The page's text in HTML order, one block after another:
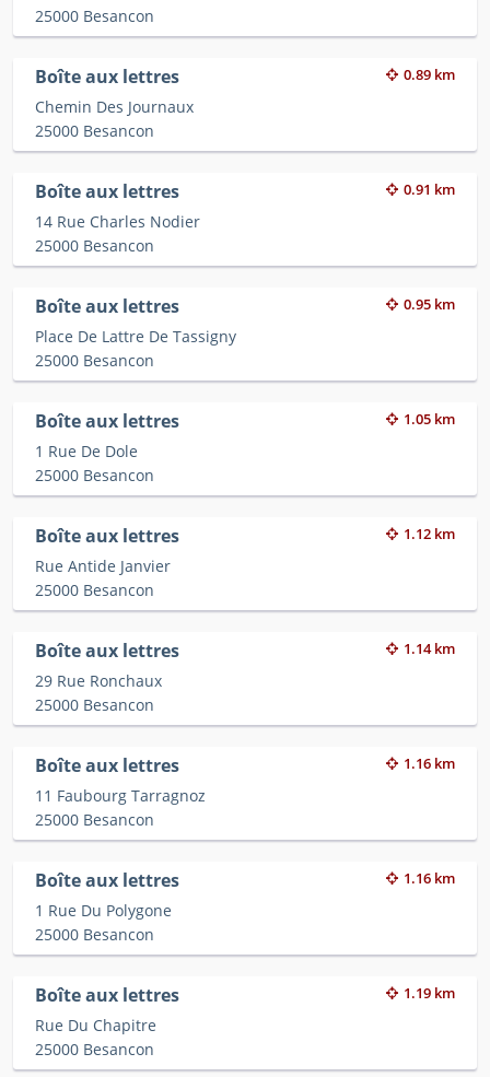
25000 Besancon
Boîte aux lettres 0.89 km
Chemin Des Journaux
25000 Besancon
Boîte aux lettres 0.91 km
14 Rue Charles Nodier
25000 Besancon
Boîte aux lettres 0.95 km
Place De Lattre De Tassigny
25000 Besancon
Boîte aux lettres 1.05 km
1 Rue De Dole
25000 Besancon
Boîte aux lettres 1.12 km
Rue Antide Janvier
25000 Besancon
Boîte aux lettres 1.14 km
29 Rue Ronchaux
25000 Besancon
Boîte aux lettres 1.16 km
11 Faubourg Tarragnoz
25000 Besancon
Boîte aux lettres 1.16 km
1 Rue Du Polygone
25000 Besancon
Boîte aux lettres 1.19 km
Rue Du Chapitre
25000 Besancon